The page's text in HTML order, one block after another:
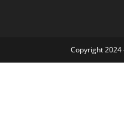
Copyright